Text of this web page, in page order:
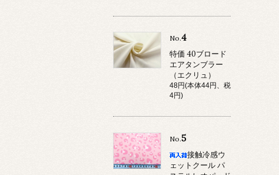
No.4
特価 40ブロード
エアタンブラー
（エクリュ）
48円(本体44円、税
4円)
No.5
接触冷感ウ
ェットクール パ